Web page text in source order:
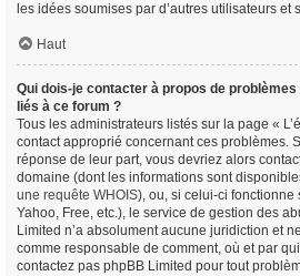
les idées soumises par d’autres utilisateurs et
Haut
Qui dois-je contacter à propos de problèmes
liés à ce forum ?
Tous les administrateurs listés sur la page «
contact approprié concernant ces problèmes.
réponse de leur part, vous devriez alors
domaine (dont les informations sont
une requête WHOIS), ou, si celui-ci fonctionne
Yahoo, Free, etc.), le service de gestion des
Limited n’a absolument aucune juridiction et
comme responsable de comment, où et par
contactez pas phpBB Limited pour tout